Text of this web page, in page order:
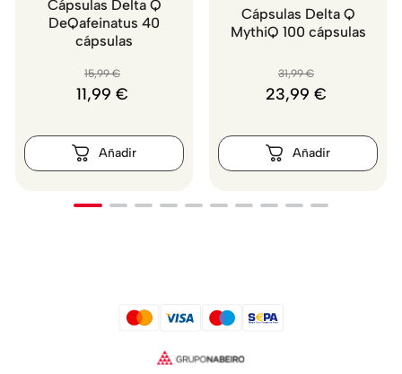
Cápsulas Delta Q
DeQafeinatus 40
cápsulas
15,99 €
11,99 €
Cápsulas Delta Q
MythiQ 100 cápsulas
31,99 €
23,99 €